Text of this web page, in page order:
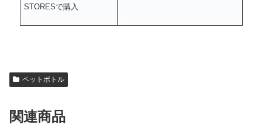
STORESで購入
ペットボトル
関連商品